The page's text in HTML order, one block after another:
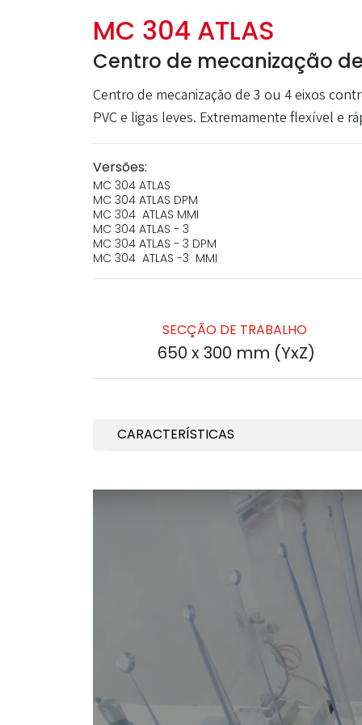
MC 304 ATLAS
Centro de mecanização
Centro de mecanização de 3 ou 4 eixos
PVC e ligas leves. Extremamente flexível e
Versões:
MC 304 ATLAS
MC 304 ATLAS DPM
MC 304 ATLAS MMI
MC 304 ATLAS - 3
MC 304 ATLAS - 3 DPM
MC 304 ATLAS -3 MMI
SECÇÃO DE TRABALHO
650 x 300 mm (YxZ)
CARACTERÍSTICAS